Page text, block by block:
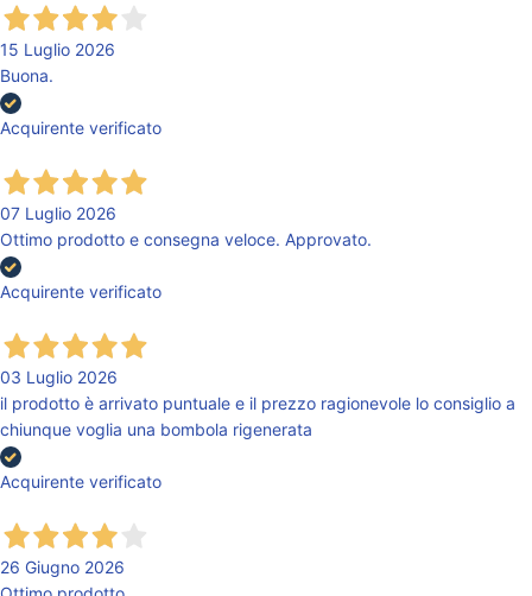
15 Luglio 2026
Buona.
Acquirente verificato
07 Luglio 2026
Ottimo prodotto e consegna veloce. Approvato.
Acquirente verificato
03 Luglio 2026
il prodotto è arrivato puntuale e il prezzo ragionevole lo consiglio a
chiunque voglia una bombola rigenerata
Acquirente verificato
26 Giugno 2026